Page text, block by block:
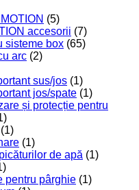
(5)
accesorii (7)
sisteme box (65)
arc (2)
sus/jos (1)
jos/spate (1)
și protecție pentru
(1)
(1)
de apă (1)
pentru pârghie (1)